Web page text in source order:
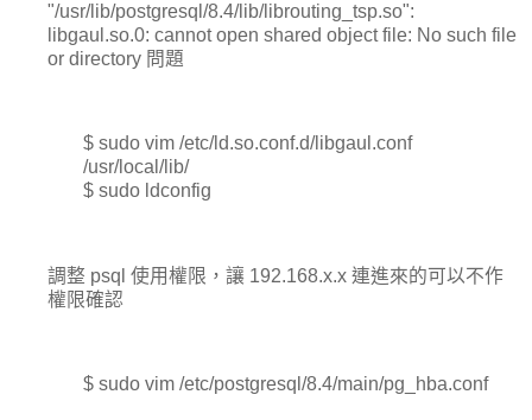
"/usr/lib/postgresql/8.4/lib/librouting_tsp.so":
libgaul.so.0: cannot open shared object file: No such file
or directory 問題
$ sudo vim /etc/ld.so.conf.d/libgaul.conf
/usr/local/lib/
$ sudo ldconfig
調整 psql 使用權限，讓 192.168.x.x 連進來的可以不作
權限確認
$ sudo vim /etc/postgresql/8.4/main/pg_hba.conf